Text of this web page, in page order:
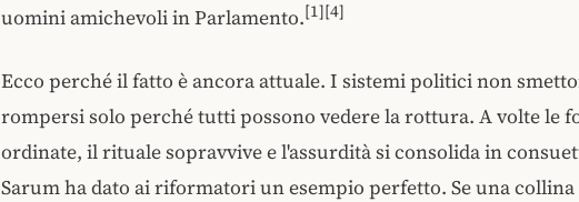
uomini amichevoli in Parlamento.[1][4]
Ecco perché il fatto è ancora attuale. I sistemi politici non
rompersi solo perché tutti possono vedere la rottura. A volte le
ordinate, il rituale sopravvive e l'assurdità si consolida in
Sarum ha dato ai riformatori un esempio perfetto. Se una collina